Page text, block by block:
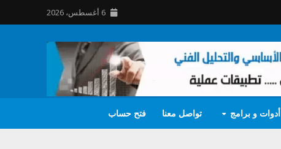
6 أغسطس، 2026
أدوات و برامج تواصل معنا فتح حساب